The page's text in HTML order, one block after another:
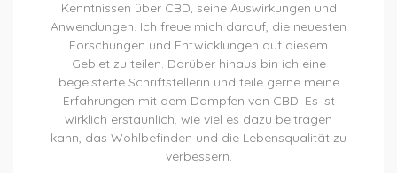
Kenntnissen über CBD, seine Auswirkungen und
Anwendungen. Ich freue mich darauf, die neuesten
Forschungen und Entwicklungen auf diesem
Gebiet zu teilen. Darüber hinaus bin ich eine
begeisterte Schriftstellerin und teile gerne meine
Erfahrungen mit dem Dampfen von CBD. Es ist
wirklich erstaunlich, wie viel es dazu beitragen
kann, das Wohlbefinden und die Lebensqualität zu
verbessern.